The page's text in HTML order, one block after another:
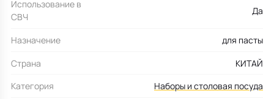
Использование в
СВЧ
Да
Назначение
для пасты
Страна
КИТАЙ
Категория
Наборы и столовая посуда